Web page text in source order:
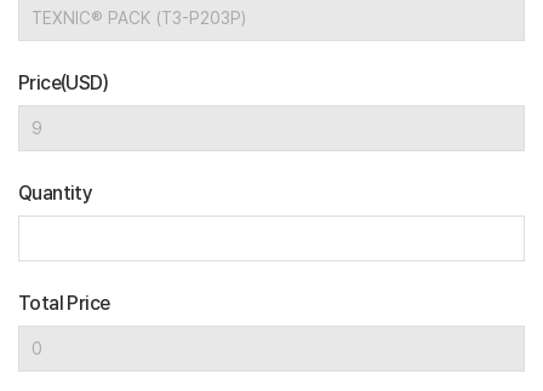
Price(USD)
Quantity
Total Price